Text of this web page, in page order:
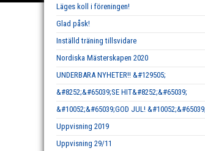
Läges koll i föreningen!
Glad påsk!
Inställd träning tillsvidare
Nordiska Mästerskapen 2020
UNDERBARA NYHETER!! &#129505;
&#8252;&#65039;SE HIT&#8252;&#65039;
&#10052;&#65039;GOD JUL! &#10052;&#65039;
Uppvisning 2019
Uppvisning 29/11